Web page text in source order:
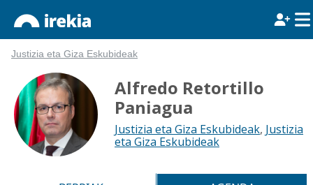
Justizia eta Giza Eskubideak
Alfredo Retortillo
Paniagua
Justizia eta Giza Eskubideak, Justizia
eta Giza Eskubideak